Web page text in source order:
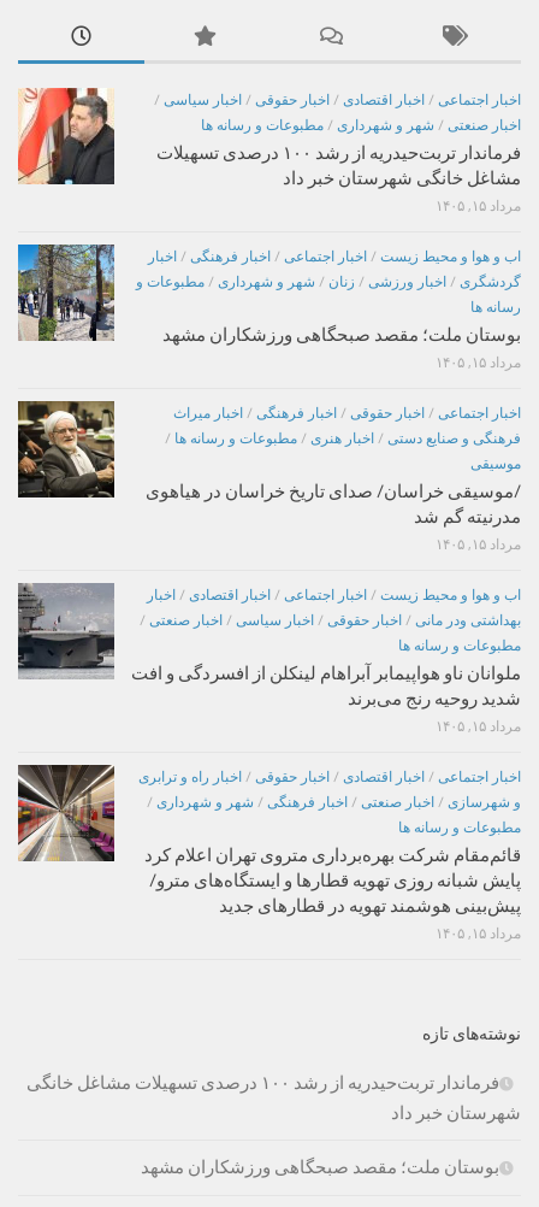
اخبار اجتماعی / اخبار اقتصادی / اخبار حقوقی / اخبار سیاسی /
اخبار صنعتی / شهر و شهرداری / مطبوعات و رسانه ها
فرماندار تربت‌حیدریه از رشد ۱۰۰ درصدی تسهیلات
مشاغل خانگی شهرستان خبر داد
مرداد ۱۵, ۱۴۰۵
اب و هوا و محیط زیست / اخبار اجتماعی / اخبار فرهنگی / اخبار
گردشگری / اخبار ورزشی / زنان / شهر و شهرداری / مطبوعات و
رسانه ها
بوستان ملت؛ مقصد صبحگاهی ورزشکاران مشهد
مرداد ۱۵, ۱۴۰۵
اخبار اجتماعی / اخبار حقوقی / اخبار فرهنگی / اخبار میراث
فرهنگی و صنایع دستی / اخبار هنری / مطبوعات و رسانه ها /
موسیقی
/موسیقی خراسان/ صدای تاریخ خراسان در هیاهوی
مدرنیته گم شد
مرداد ۱۵, ۱۴۰۵
اب و هوا و محیط زیست / اخبار اجتماعی / اخبار اقتصادی / اخبار
بهداشتی ودر مانی / اخبار حقوقی / اخبار سیاسی / اخبار صنعتی /
مطبوعات و رسانه ها
ملوانان ناو هواپیمابر آبراهام لینکلن از افسردگی و افت
شدید روحیه رنج می‌برند
مرداد ۱۵, ۱۴۰۵
اخبار اجتماعی / اخبار اقتصادی / اخبار حقوقی / اخبار راه و ترابری
و شهرسازی / اخبار صنعتی / اخبار فرهنگی / شهر و شهرداری /
مطبوعات و رسانه ها
قائم‌مقام شرکت بهره‌برداری متروی تهران اعلام کرد
پایش شبانه روزی تهویه قطارها و ایستگاه‌های مترو/
پیش‌بینی هوشمند تهویه در قطارهای جدید
مرداد ۱۵, ۱۴۰۵
نوشته‌های تازه
فرماندار تربت‌حیدریه از رشد ۱۰۰ درصدی تسهیلات مشاغل خانگی
شهرستان خبر داد
بوستان ملت؛ مقصد صبحگاهی ورزشکاران مشهد